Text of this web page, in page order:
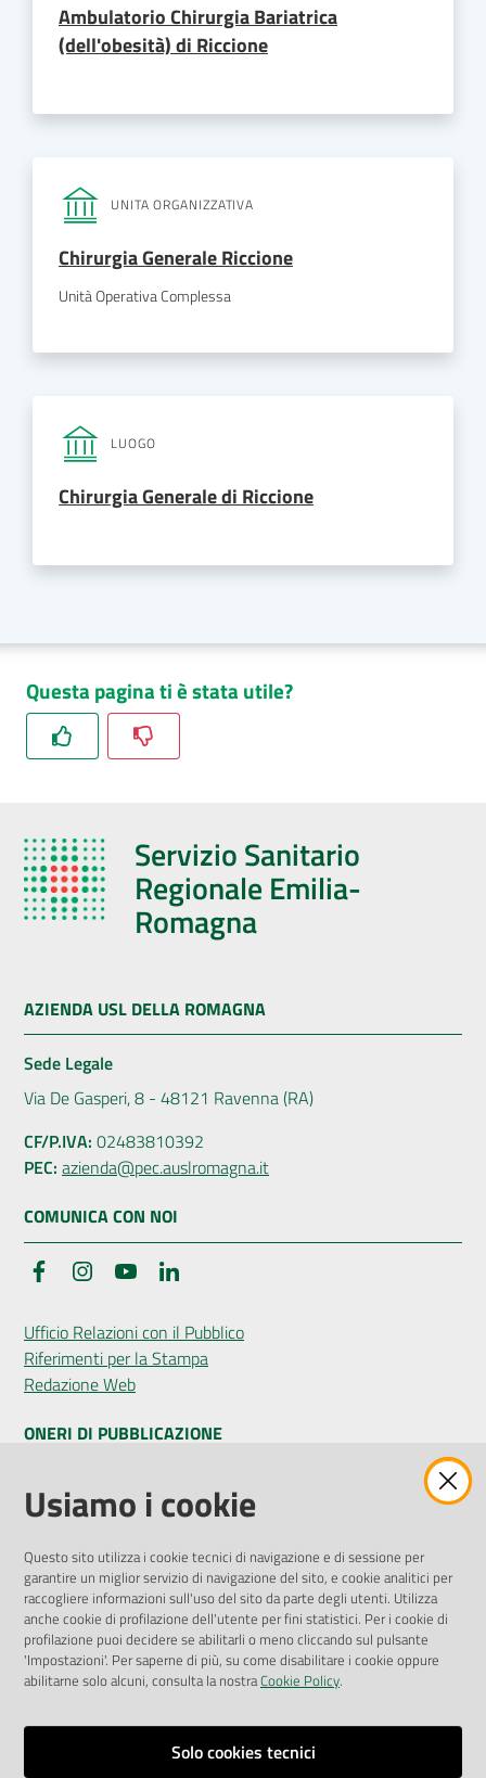
Ambulatorio Chirurgia Bariatrica
(dell'obesità) di Riccione
UNITA ORGANIZZATIVA
Chirurgia Generale Riccione
Unità Operativa Complessa
LUOGO
Chirurgia Generale di Riccione
Questa pagina ti è stata utile?
Servizio Sanitario
Regionale Emilia-
Romagna
AZIENDA USL DELLA ROMAGNA
Sede Legale
Via De Gasperi, 8 - 48121 Ravenna (RA)
CF/P.IVA: 02483810392
PEC: azienda@pec.auslromagna.it
COMUNICA CON NOI
FacebookInstagramYouTube
Ufficio Relazioni con il Pubblico
Riferimenti per la Stampa
Redazione Web
ONERI DI PUBBLICAZIONE
Amministrazione Trasparente
Pubblicità legale
Privacy Policy
Attuazione Misure PNRR
Liste di Attesa
ENTI, IMPRESE E PARTNER
Fatturazione Elettronica
Usiamo i cookie
Questo sito utilizza i cookie tecnici di navigazione e di sessione per
garantire un miglior servizio di navigazione del sito, e cookie analitici per
raccogliere informazioni sull'uso del sito da parte degli utenti. Utilizza
anche cookie di profilazione dell'utente per fini statistici. Per i cookie di
profilazione puoi decidere se abilitarli o meno cliccando sul pulsante
'Impostazioni'. Per saperne di più, su come disabilitare i cookie oppure
abilitarne solo alcuni, consulta la nostraCookie Policy.
Solo cookies tecnici